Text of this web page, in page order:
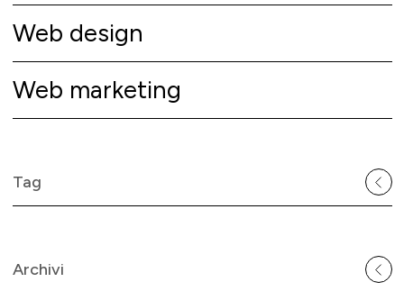
Web design
Web marketing
Tag
Archivi